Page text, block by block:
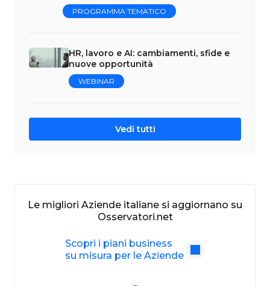
PROGRAMMA TEMATICO
HR, lavoro e AI: cambiamenti, sfide e
nuove opportunità
WEBINAR
Vedi tutti
Le migliori Aziende italiane si aggiornano su
Osservatori.net
Scopri i piani business
su misura per le Aziende